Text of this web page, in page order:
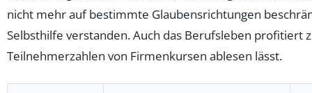
nicht mehr auf bestimmte Glaubensrichtungen
Selbsthilfe verstanden. Auch das Berufsleben profitiert
Teilnehmerzahlen von Firmenkursen ablesen lässt.